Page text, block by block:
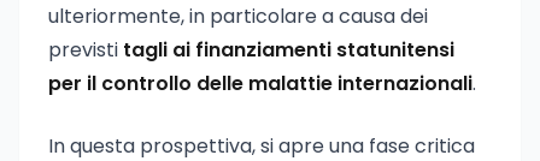
ulteriormente, in particolare a causa dei
previsti tagli ai finanziamenti statunitensi
per il controllo delle malattie internazionali.
In questa prospettiva, si apre una fase critica